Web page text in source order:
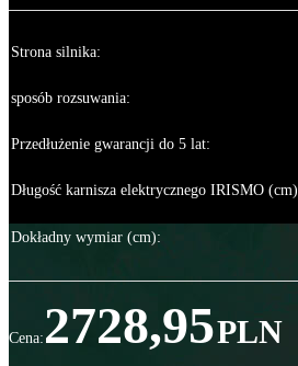
Strona silnika:
sposób rozsuwania:
Przedłużenie gwarancji do 5 lat:
Długość karnisza elektrycznego IRISMO (cm)
Dokładny wymiar (cm):
Cena: 2728,95PLN